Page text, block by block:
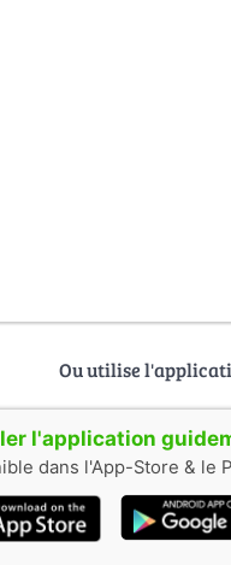
Ou utilise
l'application
dans l'App-Store & le